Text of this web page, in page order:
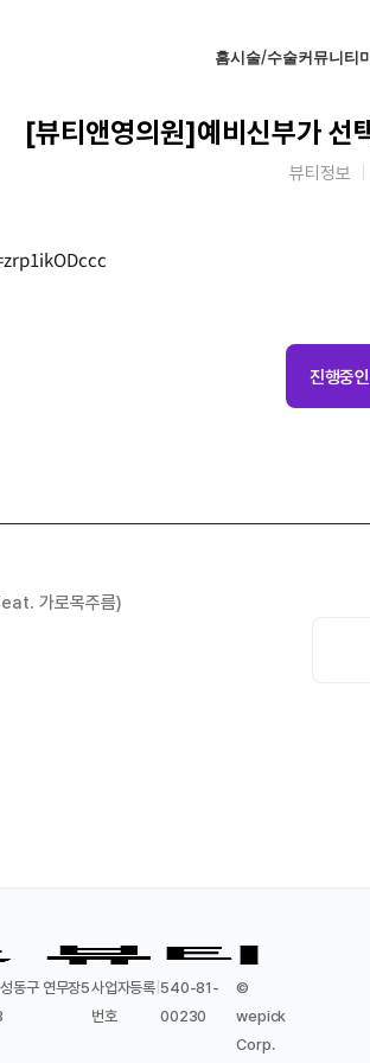
홈시술/수술커뮤니티
[뷰티앤영의원]예비신부가 선
뷰티정보
진행중
가로목주름)
동구 연무장5사업자등록
번호
|540-81-
00230
©
wepick
Corp.